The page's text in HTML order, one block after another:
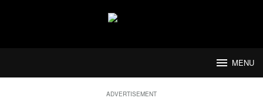
MENU
ADVERTISEMENT